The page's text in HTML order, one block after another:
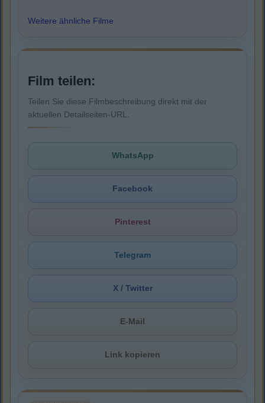
Weitere ähnliche Filme
Film teilen:
Teilen Sie diese Filmbeschreibung direkt mit der
aktuellen Detailseiten-URL.
WhatsApp
Facebook
Pinterest
Telegram
X / Twitter
E-Mail
Link kopieren